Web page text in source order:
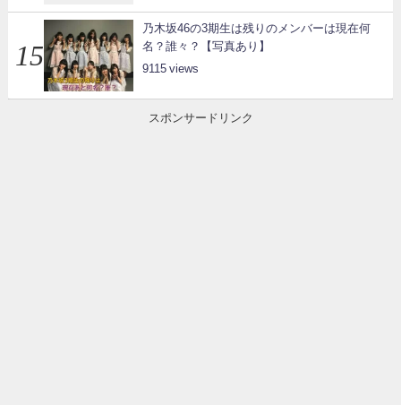
乃木坂46の3期生は残りのメンバーは現在何
名？誰々？【写真あり】
9115
スポンサードリンク